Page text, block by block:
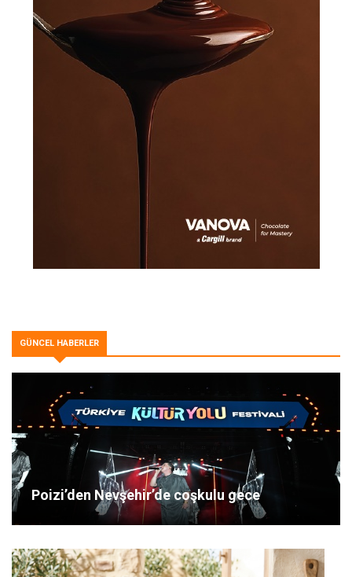
GÜNCEL HABERLER
Poizi’den Nevşehir’de coşkulu gece